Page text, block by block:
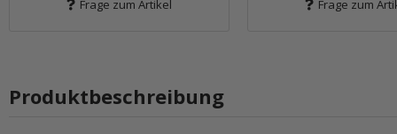
Frage zum Artikel Frage zum
Produktbeschreibung